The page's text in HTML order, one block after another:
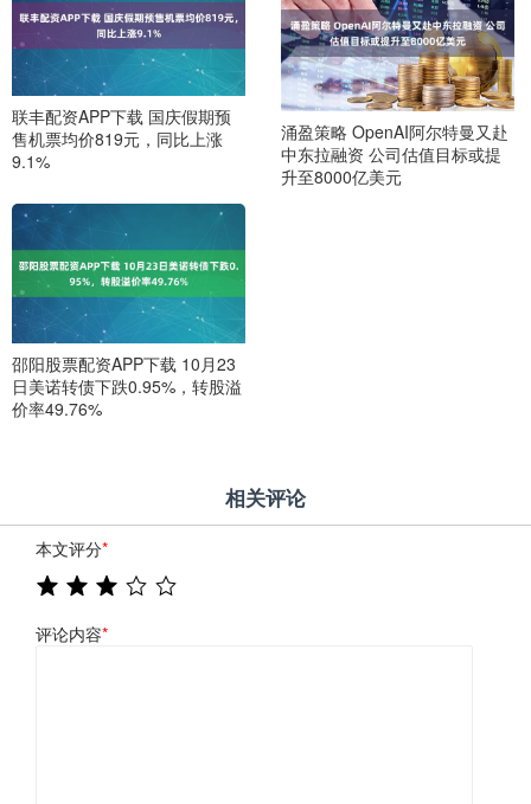
联丰配资APP下载 国庆假期预
售机票均价819元，同比上涨
9.1%
涌盈策略 OpenAI阿尔特曼又赴
中东拉融资 公司估值目标或提
升至8000亿美元
邵阳股票配资APP下载 10月23
日美诺转债下跌0.95%，转股溢
价率49.76%
相关评论
本文评分*
评论内容*